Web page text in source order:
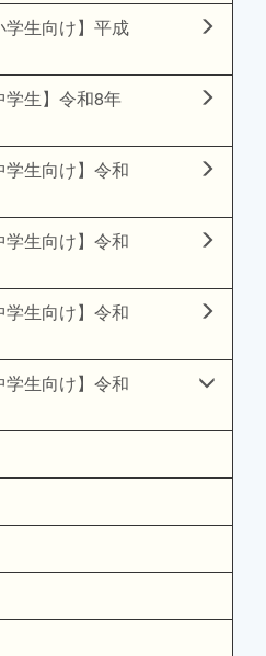
学生向け】平成
学生】令和8年
生向け】令和
生向け】令和
生向け】令和
生向け】令和